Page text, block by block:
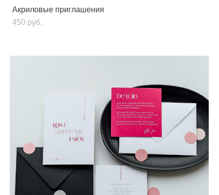
Акриловые приглашения
450 pуб.